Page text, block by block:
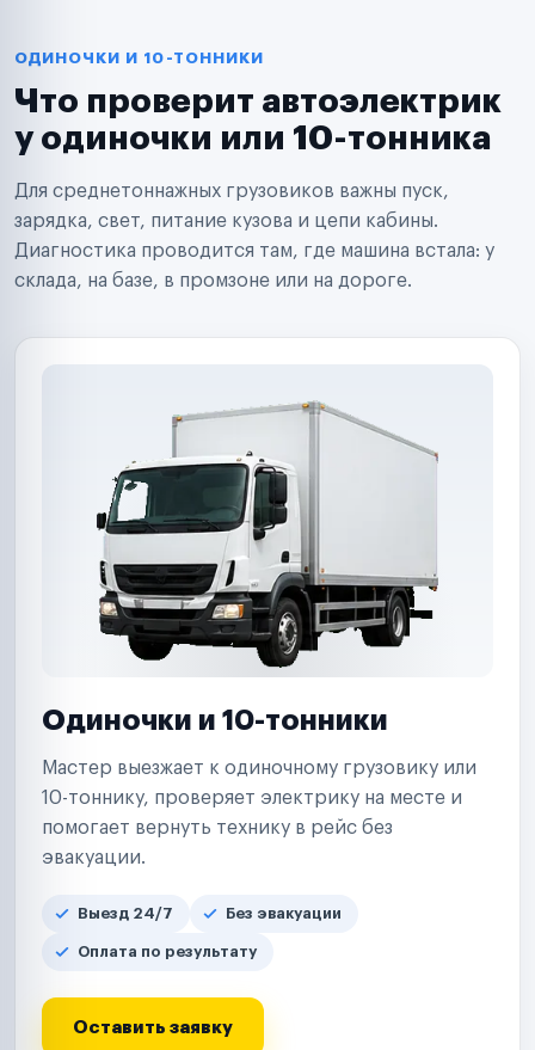
Таксопарки
Автодилеры
Поставщики запчастей
Аренда спецтехники
Ремонт спецтехники
Ритейл-сети
Управляющие компании
Страховые компании
ОДИНОЧКИ И 10-ТОННИКИ
Что проверит автоэлектрик
у одиночки или 10-тонника
Для среднетоннажных грузовиков важны пуск,
зарядка, свет, питание кузова и цепи кабины.
Диагностика проводится там, где машина встала: у
склада, на базе, в промзоне или на дороге.
Одиночки и 10-тонники
Мастер выезжает к одиночному грузовику или
10-тоннику, проверяет электрику на месте и
помогает вернуть технику в рейс без
эвакуации.
Выезд 24/7 Без эвакуации
Оплата по результату
Оставить заявку